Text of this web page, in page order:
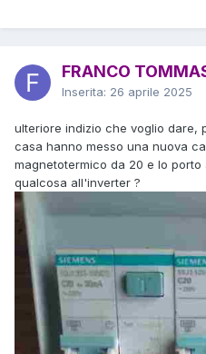
FRANCO
Inserita: 26 aprile 2025
ulteriore indizio che voglio dare,
casa hanno messo una nuova
magnetotermico da 20 e lo
qualcosa all'inverter ?